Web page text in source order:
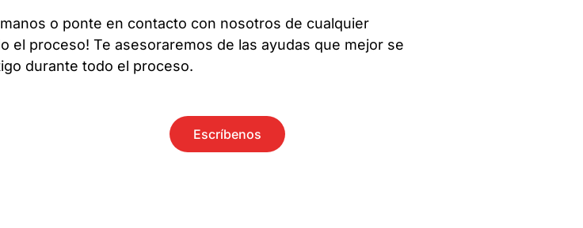
o ponte en contacto con nosotros de cualquier
el proceso! Te asesoraremos de las ayudas que mejor se
durante todo el proceso.
Escríbenos